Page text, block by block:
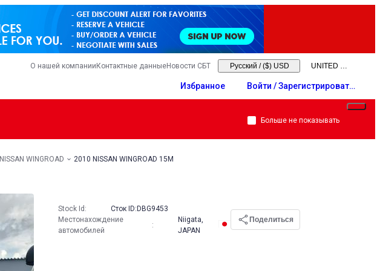
О нашей компанииКонтактные данныеНовости СБТ Русский / ($) USD
Избранное
Войти / Зарегистрировать
ся
Больше не показывать
NISSAN WINGROAD 2010 NISSAN WINGROAD 15M
Stock Id: Сток ID: DBG9453
Местонахождение
автомобилей
:
Niigata,
JAPAN
Поделиться